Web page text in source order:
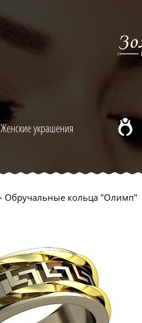
Женские украшения
Обручальные кольца "Олимп"